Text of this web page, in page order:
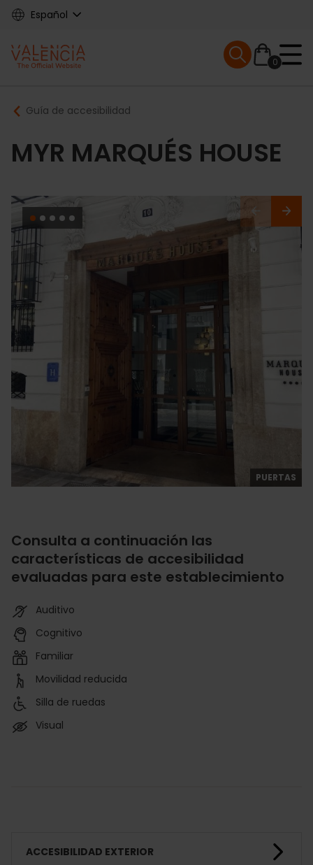
Skip
content
Español
Main
navigation
0
Mobile menu
Breadcrumb
Guía de accesibilidad
MYR MARQUÉS HOUSE
PUERTAS
Consulta a continuación las
características de accesibilidad
evaluadas para este establecimiento
Auditivo
Cognitivo
Familiar
Movilidad reducida
Silla de ruedas
Visual
ACCESIBILIDAD EXTERIOR